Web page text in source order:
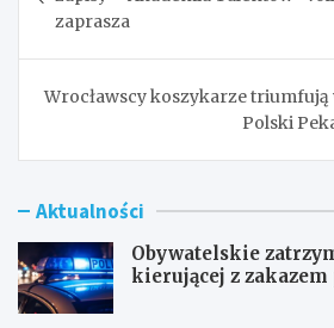
zaprasza
Wrocławscy koszykarze
Polski
Aktualności
Obywatelskie
kierującej z